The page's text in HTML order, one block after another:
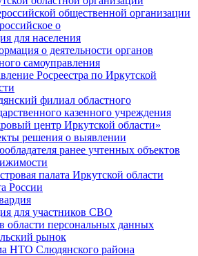
общественной организации
о
для населения
о деятельности органов
самоуправления
Росреестра по Иркутской
филиал областного
казенного учреждения
центр Иркутской области»
решения о выявлении
ранее учтенных объектов
палата Иркутской области
России
для участников СВО
области персональных данных
рынок
НТО Слюдянского района